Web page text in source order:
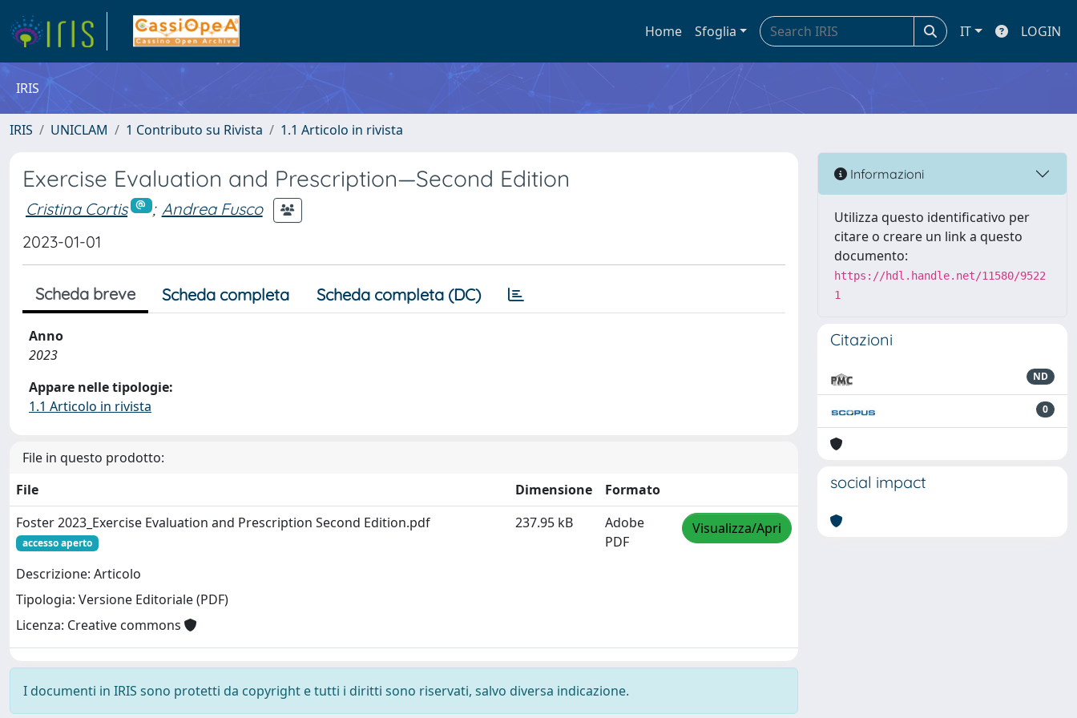
Home Sfoglia IT LOGIN
IRIS
IRIS UNICLAM 1 Contributo su Rivista 1.1 Articolo in rivista
Exercise Evaluation and Prescription—Second Edition
Cristina Cortis ; Andrea Fusco
2023-01-01
Scheda breve Scheda completa Scheda completa (DC)
Anno
2023
Appare nelle tipologie:
1.1 Articolo in rivista
File in questo prodotto:
File
Dimensione
Formato
Foster 2023_Exercise Evaluation and Prescription Second Edition.pdf
accesso aperto
Descrizione: Articolo
Tipologia: Versione Editoriale (PDF)
Licenza: Creative commons
237.95 kB
Adobe
PDF
Visualizza/Apri
I documenti in IRIS sono protetti da copyright e tutti i diritti sono riservati, salvo diversa indicazione.
Informazioni
Utilizza questo identificativo per
citare o creare un link a questo
documento:
https://hdl.handle.net/11580/9522
1
Citazioni
ND
0
social impact